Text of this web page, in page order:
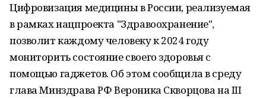
Цифровизация медицины в России, реализуемая
в рамках нацпроекта "Здравоохранение",
позволит каждому человеку к 2024 году
мониторить состояние своего здоровья с
помощью гаджетов. Об этом сообщила в среду
глава Минздрава РФ Вероника Скворцова на III